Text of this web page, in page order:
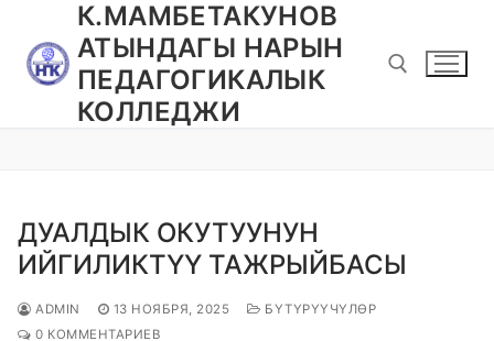
содержимому
К.МАМБЕТАКУНОВ
АТЫНДАГЫ НАРЫН
ПЕДАГОГИКАЛЫК
КОЛЛЕДЖИ
ДУАЛДЫК ОКУТУУНУН
ИЙГИЛИКТҮҮ ТАЖРЫЙБАСЫ
ADMIN 13 НОЯБРЯ, 2025
БҮТҮРҮҮЧҮЛӨР
0 КОММЕНТАРИЕВ